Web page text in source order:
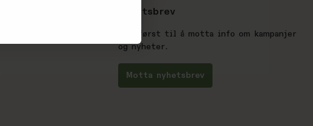
Nyhetsbrev
Vær først til å motta info om kampanjer
og nyheter.
Motta nyhetsbrev